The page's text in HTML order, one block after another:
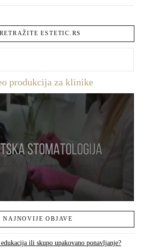
ESTETIC.RS
produkcija za klinike
NAJNOVIJE OBJAVE
ili skupo upakovano ponavljanje?